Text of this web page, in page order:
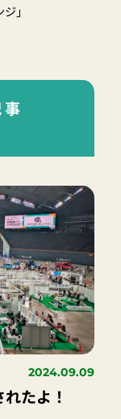
」
2024.09.09
たよ！